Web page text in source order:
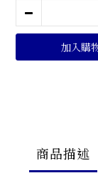
加入購
商品描述